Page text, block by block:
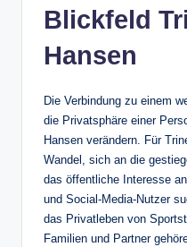
Blickfeld
Hansen
Die Verbindung zu einem
die Privatsphäre einer
Hansen verändern. Für
Wandel, sich an die
das öffentliche Interesse
und Social-Media-Nutzer
das Privatleben von
Familien und Partner